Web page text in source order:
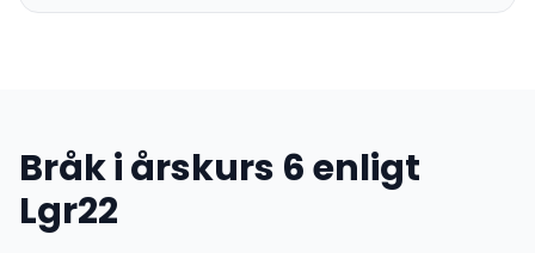
Bråk i årskurs 6 enligt
Lgr22